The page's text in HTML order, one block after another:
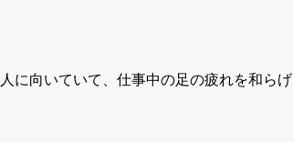
に向いていて、仕事中の足の疲れを和らげ